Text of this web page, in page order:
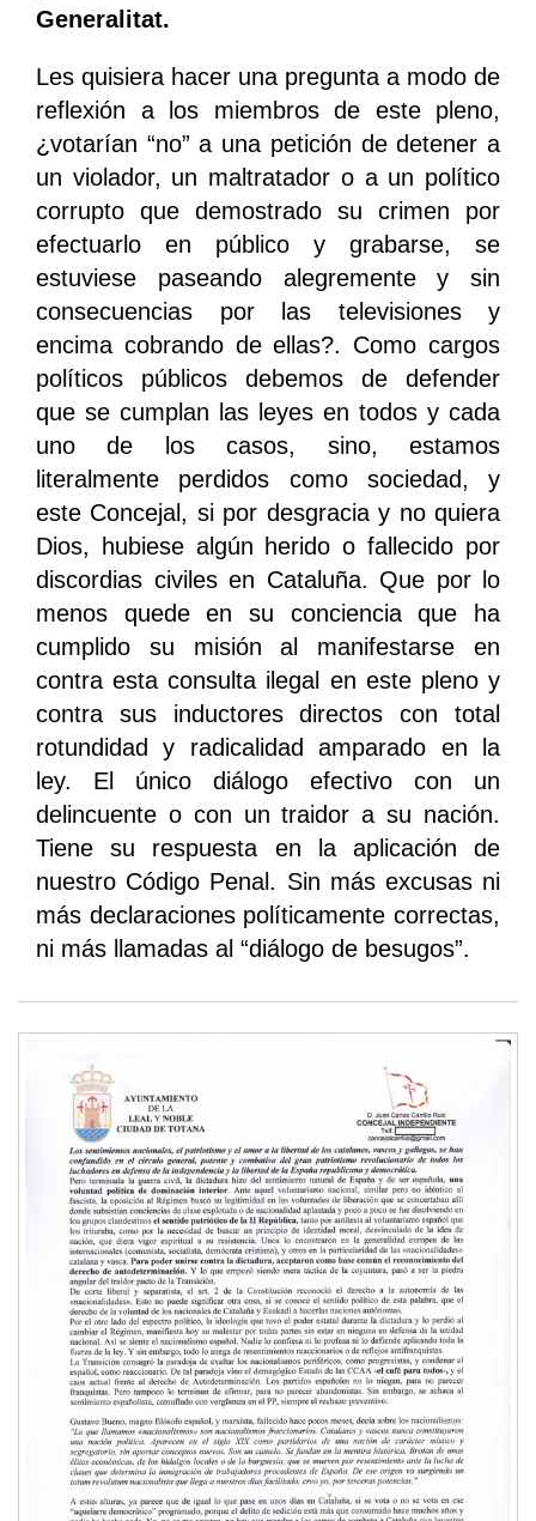
Generalitat.
Les quisiera hacer una pregunta a modo de
reflexión a los miembros de este pleno,
¿votarían “no” a una petición de detener a
un violador, un maltratador o a un político
corrupto que demostrado su crimen por
efectuarlo en público y grabarse, se
estuviese paseando alegremente y sin
consecuencias por las televisiones y
encima cobrando de ellas?. Como cargos
políticos públicos debemos de defender
que se cumplan las leyes en todos y cada
uno de los casos, sino, estamos
literalmente perdidos como sociedad, y
este Concejal, si por desgracia y no quiera
Dios, hubiese algún herido o fallecido por
discordias civiles en Cataluña. Que por lo
menos quede en su conciencia que ha
cumplido su misión al manifestarse en
contra esta consulta ilegal en este pleno y
contra sus inductores directos con total
rotundidad y radicalidad amparado en la
ley. El único diálogo efectivo con un
delincuente o con un traidor a su nación.
Tiene su respuesta en la aplicación de
nuestro Código Penal. Sin más excusas ni
más declaraciones políticamente correctas,
ni más llamadas al “diálogo de besugos”.